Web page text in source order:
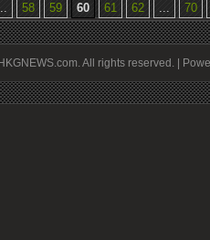
58 59 60 61 62 ... 70
All rights reserved. |